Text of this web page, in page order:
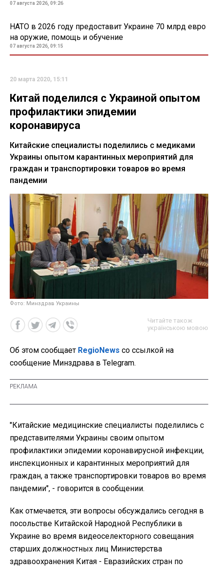
07 августа 2026, 09:26
НАТО в 2026 году предоставит Украине 70 млрд евро
на оружие, помощь и обучение
07 августа 2026, 09:15
20 марта 2020, 15:11
Китай поделился с Украиной опытом
профилактики эпидемии
коронавируса
Китайские специалисты поделились с медиками
Украины опытом карантинных мероприятий для
граждан и транспортировки товаров во время
пандемии
Фото: Минздрав Украины
Читайте також
українською мовою
Об этом сообщает RegioNews со ссылкой на
сообщение Минздрава в Telegram.
"Китайские медицинские специалисты поделились с
представителями Украины своим опытом
профилактики эпидемии коронавирусной инфекции,
инспекционных и карантинных мероприятий для
граждан, а также транспортировки товаров во время
пандемии", - говорится в сообщении.
Как отмечается, эти вопросы обсуждались сегодня в
посольстве Китайской Народной Республики в
Украине во время видеоселекторного совещания
старших должностных лиц Министерства
здравоохранения Китая - Евразийских стран по